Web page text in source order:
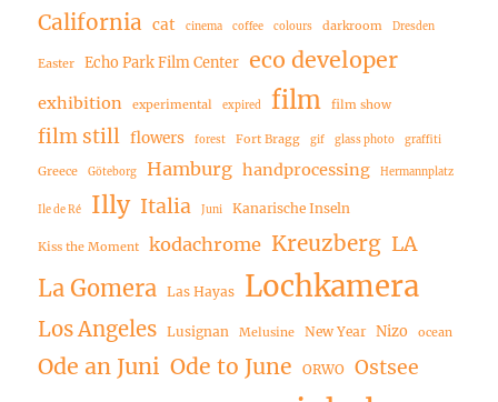
California cat cinema coffee colours darkroom Dresden
Easter Echo Park Film Center eco developer
exhibition experimental expired film film show
film still flowers forest Fort Bragg gif glass photo graffiti
Greece Göteborg Hamburg handprocessing Hermannplatz
Ile de Ré Illy Italia Juni Kanarische Inseln
Kiss the Moment kodachrome Kreuzberg LA
La Gomera Las Hayas Lochkamera
Los Angeles Lusignan Melusine New Year Nizo ocean
Ode an Juni Ode to June ORWO Ostsee